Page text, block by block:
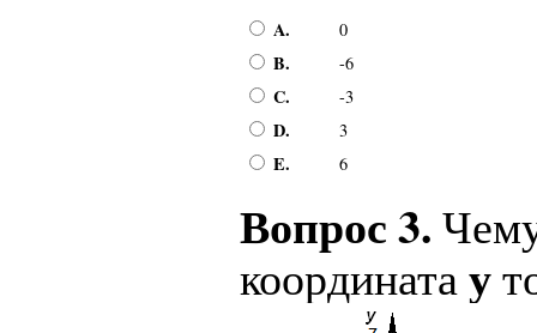
A. 0
B. -6
C. -3
D. 3
E. 6
Вопрос 3.
координатау